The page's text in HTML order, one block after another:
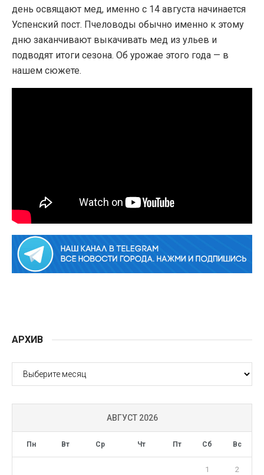
день освящают мед, именно с 14 августа начинается
Успенский пост. Пчеловоды обычно именно к этому
дню заканчивают выкачивать мед из ульев и
подводят итоги сезона. Об урожае этого года — в
нашем сюжете.
АРХИВ
АРХИВ
АВГУСТ 2026
Пн Вт Ср Чт Пт Сб Вс
1 2